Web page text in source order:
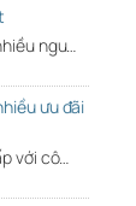
ngu…
ưu đãi
với cô…